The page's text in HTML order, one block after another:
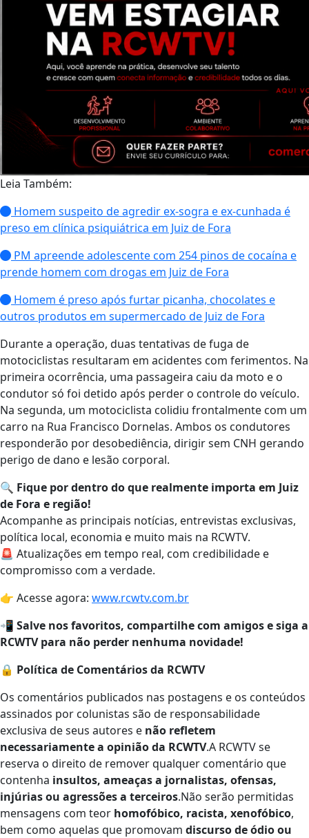
Leia Também:
Homem suspeito de agredir ex-sogra e ex-cunhada é
preso em clínica psiquiátrica em Juiz de Fora
PM apreende adolescente com 254 pinos de cocaína e
prende homem com drogas em Juiz de Fora
Homem é preso após furtar picanha, chocolates e
outros produtos em supermercado de Juiz de Fora
Durante a operação, duas tentativas de fuga de
motociclistas resultaram em acidentes com ferimentos. Na
primeira ocorrência, uma passageira caiu da moto e o
condutor só foi detido após perder o controle do veículo.
Na segunda, um motociclista colidiu frontalmente com um
carro na Rua Francisco Dornelas. Ambos os condutores
responderão por desobediência, dirigir sem CNH gerando
perigo de dano e lesão corporal.
🔍 Fique por dentro do que realmente importa em Juiz
de Fora e região!
Acompanhe as principais notícias, entrevistas exclusivas,
política local, economia e muito mais na RCWTV.
🚨 Atualizações em tempo real, com credibilidade e
compromisso com a verdade.
👉 Acesse agora: www.rcwtv.com.br
📲 Salve nos favoritos, compartilhe com amigos e siga a
RCWTV para não perder nenhuma novidade!
🔒 Política de Comentários da RCWTV
Os comentários publicados nas postagens e os conteúdos
assinados por colunistas são de responsabilidade
exclusiva de seus autores e não refletem
necessariamente a opinião da RCWTV.A RCWTV se
reserva o direito de remover qualquer comentário que
contenha insultos, ameaças a jornalistas, ofensas,
injúrias ou agressões a terceiros.Não serão permitidas
mensagens com teor homofóbico, racista, xenofóbico,
bem como aquelas que promovam discurso de ódio ou